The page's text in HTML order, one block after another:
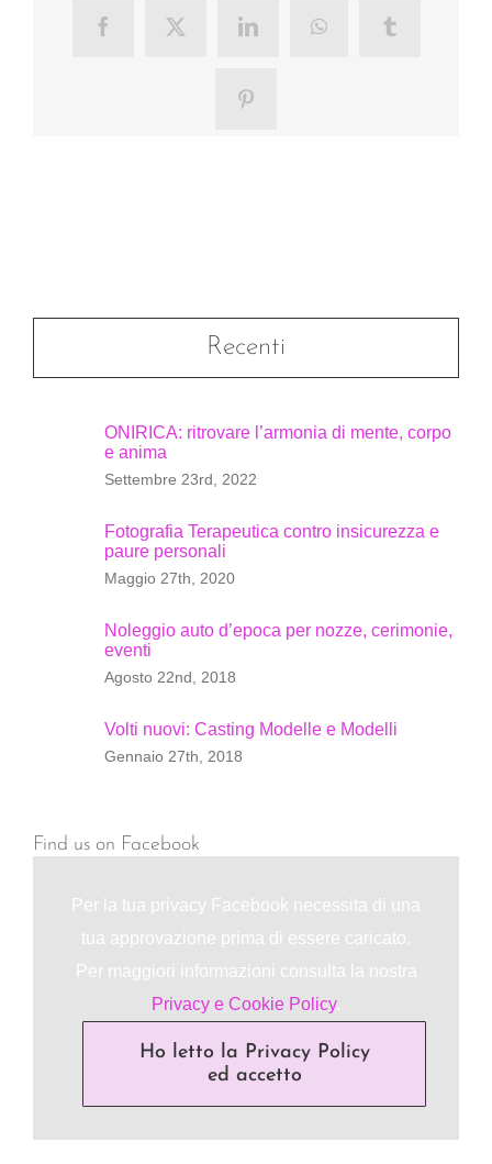
FacebookX LinkedInWhatsAppTumblr
Pinterest
Recenti
ONIRICA: ritrovare l’armonia di mente, corpo
e anima
Settembre 23rd, 2022
Fotografia Terapeutica contro insicurezza e
paure personali
Maggio 27th, 2020
Noleggio auto d’epoca per nozze, cerimonie,
eventi
Agosto 22nd, 2018
Volti nuovi: Casting Modelle e Modelli
Gennaio 27th, 2018
Find us on Facebook
Per la tua privacy Facebook necessita di una
tua approvazione prima di essere caricato.
Per maggiori informazioni consulta la nostra
Privacy e Cookie Policy.
Ho letto la Privacy Policy
ed accetto